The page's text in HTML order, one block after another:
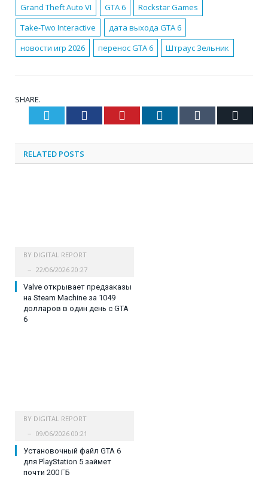
Grand Theft Auto VI GTA 6
Rockstar Games
Take-Two Interactive
дата выхода GTA 6
новости игр 2026
перенос GTA 6 Штраус Зельник
SHARE.
Twitter Facebook Pinterest LinkedIn Tumblr
RELATED POSTS
BY DIGITAL REPORT
22/06/2026 20:27
Valve открывает предзаказы
на Steam Machine за 1049
долларов в один день с GTA
6
BY DIGITAL REPORT
09/06/2026 00:21
Установочный файл GTA 6
для PlayStation 5 займет
почти 200 ГБ